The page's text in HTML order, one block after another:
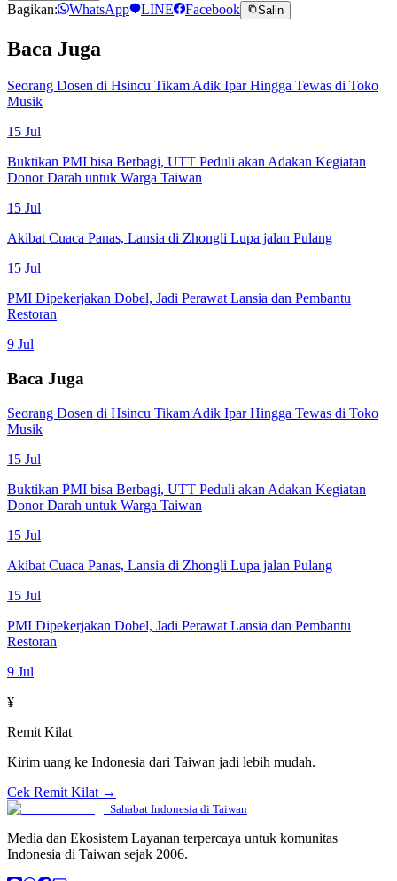
Bagikan: WhatsApp LINE Facebook Salin
Baca Juga
Seorang Dosen di Hsincu Tikam Adik Ipar Hingga Tewas di Toko
Musik
15 Jul
Buktikan PMI bisa Berbagi, UTT Peduli akan Adakan Kegiatan
Donor Darah untuk Warga Taiwan
15 Jul
Akibat Cuaca Panas, Lansia di Zhongli Lupa jalan Pulang
15 Jul
PMI Dipekerjakan Dobel, Jadi Perawat Lansia dan Pembantu
Restoran
9 Jul
Baca Juga
Seorang Dosen di Hsincu Tikam Adik Ipar Hingga Tewas di Toko
Musik
15 Jul
Buktikan PMI bisa Berbagi, UTT Peduli akan Adakan Kegiatan
Donor Darah untuk Warga Taiwan
15 Jul
Akibat Cuaca Panas, Lansia di Zhongli Lupa jalan Pulang
15 Jul
PMI Dipekerjakan Dobel, Jadi Perawat Lansia dan Pembantu
Restoran
9 Jul
¥
Remit Kilat
Kirim uang ke Indonesia dari Taiwan jadi lebih mudah.
Cek Remit Kilat →
Sahabat Indonesia di Taiwan
Media dan Ekosistem Layanan terpercaya untuk komunitas
Indonesia di Taiwan sejak 2006.